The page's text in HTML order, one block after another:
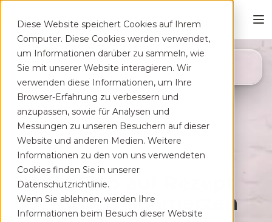
Diese Website speichert Cookies auf Ihrem
Computer. Diese Cookies werden verwendet,
um Informationen darüber zu sammeln, wie
Sie mit unserer Website interagieren. Wir
verwenden diese Informationen, um Ihre
Browser-Erfahrung zu verbessern und
anzupassen, sowie für Analysen und
Messungen zu unseren Besuchern auf dieser
Website und anderen Medien. Weitere
Informationen zu den von uns verwendeten
Cookies finden Sie in unserer
Datenschutzrichtlinie.
Wenn Sie ablehnen, werden Ihre
Informationen beim Besuch dieser Website
Deine App auf Rezept
bei Rücken­schmerzen